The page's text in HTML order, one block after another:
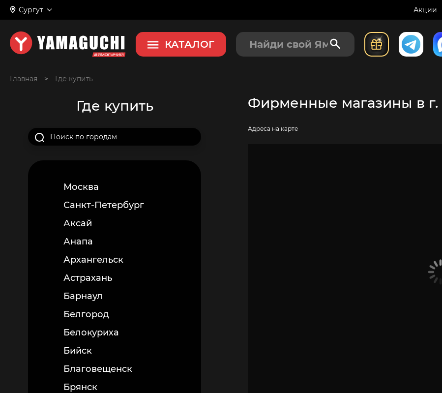
Сургут Акции
КАТАЛОГ
Главная > Где купить
Где купить
Москва
Санкт-Петербург
Аксай
Анапа
Архангельск
Астрахань
Барнаул
Белгород
Белокуриха
Бийск
Благовещенск
Брянск
Фирменные магазины в г.
Адреса на карте